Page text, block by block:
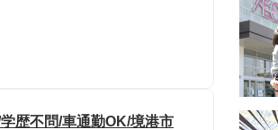
歴不問/車通勤OK/境港市